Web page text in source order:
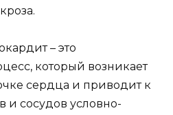
– это
который возникает
сердца и приводит к
и сосудов условно-